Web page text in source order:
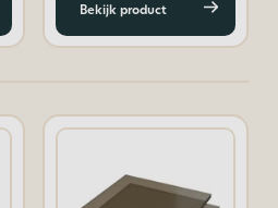
Bekijk product